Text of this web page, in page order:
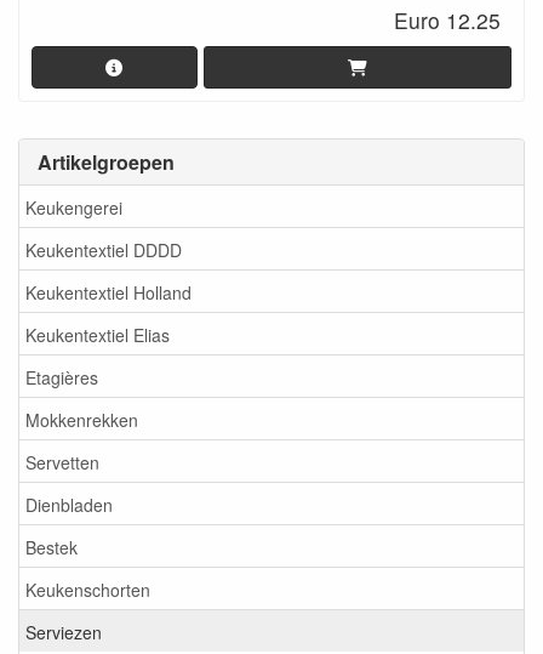
Artikelgroepen
Keukengerei
Keukentextiel DDDD
Keukentextiel Holland
Keukentextiel Elias
Etagières
Mokkenrekken
Servetten
Dienbladen
Bestek
Keukenschorten
Serviezen
Euro 12.25